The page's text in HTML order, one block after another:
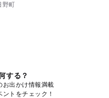
野町
する？
お出かけ情報満載
トをチェック！